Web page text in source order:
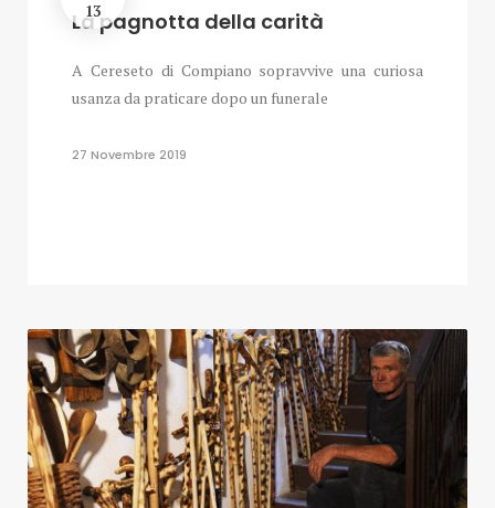
13
La pagnotta della carità
A Cereseto di Compiano sopravvive una curiosa
usanza da praticare dopo un funerale
27 Novembre 2019